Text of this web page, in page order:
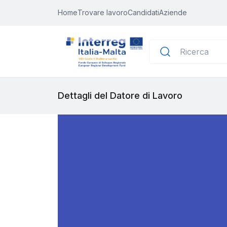
HomeTrovare lavoroCandidatiAziende
Dettagli del Datore di Lavoro